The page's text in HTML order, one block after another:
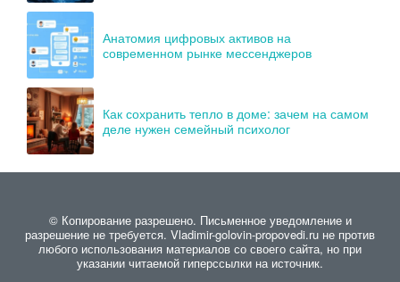
Анатомия цифровых активов на
современном рынке мессенджеров
Как сохранить тепло в доме: зачем на самом
деле нужен семейный психолог
© Копирование разрешено. Письменное уведомление и
разрешение не требуется. Vladimir-golovin-propovedi.ru не против
любого использования материалов со своего сайта, но при
указании читаемой гиперссылки на источник.